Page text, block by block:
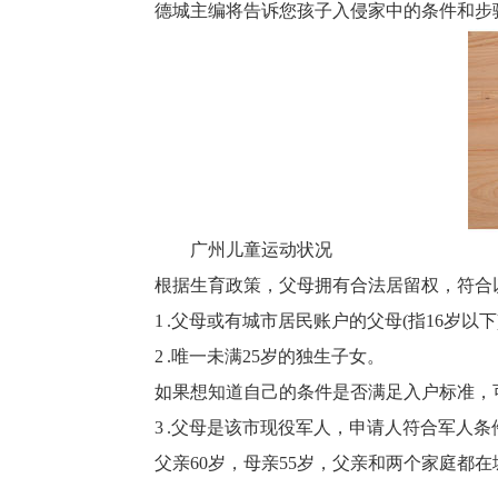
德城主编将告诉您孩子入侵家中的条件和步
广州儿童运动状况
根据生育政策，父母拥有合法居留权，符
1 .父母或有城市居民账户的父母(指16岁以
2 .唯一未满25岁的独生子女。
如果想知道自己的条件是否满足入户标准
3 .父母是该市现役军人，申请人符合军人条
父亲60岁，母亲55岁，父亲和两个家庭都